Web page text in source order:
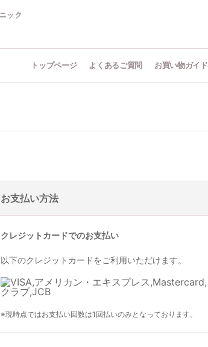
トップページ よくあるご質問 お買い物ガイド
お支払い方法
クレジットカードでのお支払い
以下のクレジットカードをご利用いただけます。
※現時点ではお支払い回数は1回払いのみとなっております。